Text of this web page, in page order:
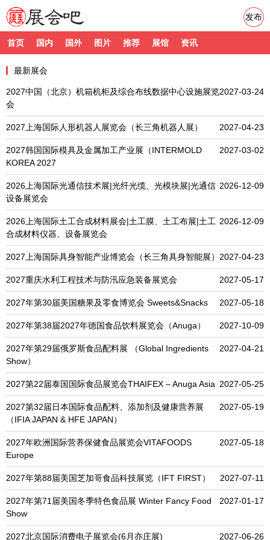
首页 国内 国外 图片 推荐 展馆 资讯
发布
最新展会
2027-03-24
2027中国（北京）机箱机柜及综合布线数据中心设施展览
会
2027-04-23
2027上海国际人形机器人展览会（长三角机器人展）
2027-03-02
2027韩国国际模具及金属加工产业展（INTERMOLD
KOREA 2027
2026-12-09
2026上海国际光通信技术展|光纤光缆、光模块展|光通信
设备展览会
2026-12-09
2026上海国际土工合成材料展会|土工膜、土工布展|土工
合成材料仪器、设备展览会
2027-04-23
2027上海国际具身智能产业博览会（长三角具身智能展）
2027-05-17
2027重庆水利工程技术与防汛应急装备展览会
2027-05-18
2027年第30届美国糖果及零食博览会 Sweets&Snacks
2027-10-09
2027年第38届2027年德国食品饮料展览会（Anuga）
2027-04-21
2027年第29届俄罗斯食品配料展 （Global Ingredients
Show）
2027-05-25
2027第22届泰国国际食品展览会THAIFEX – Anuga Asia
2027-05-19
2027第32届日本国际食品配料、添加剂及健康营养展
（IFIA JAPAN & HFE JAPAN）
2027-05-18
2027年欧洲国际营养保健食品展览会VITAFOODS
Europe
2027-07-11
2027年第88届美国芝加哥食品科技展览（IFT FIRST）
2027-01-17
2027年第71届美国冬季特色食品展 Winter Fancy Food
Show
2027-06-26
2027北京国际消费电子展览会(6月亦庄展)